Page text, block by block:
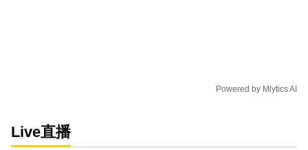
Powered by Mlytics AI
Live直播